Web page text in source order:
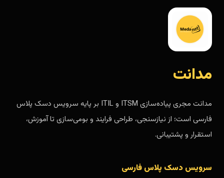
مدانت
مدانت مجری پیاده‌سازی ITSM و ITIL بر پایه سرویس دسک پلاس
فارسی است؛ از نیازسنجی، طراحی فرایند و بومی‌سازی تا آموزش،
استقرار و پشتیبانی.
سرویس دسک پلاس فارسی